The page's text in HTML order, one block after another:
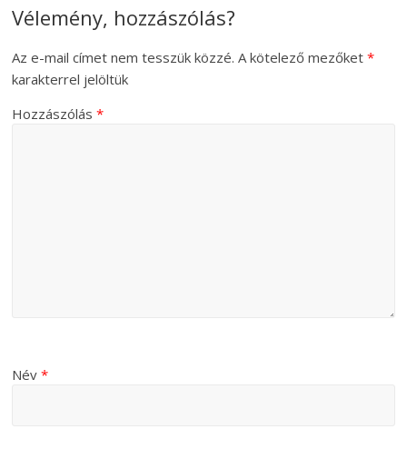
Vélemény, hozzászólás?
Az e-mail címet nem tesszük közzé. A kötelező mezőket*
karakterrel jelöltük
Hozzászólás*
Név*